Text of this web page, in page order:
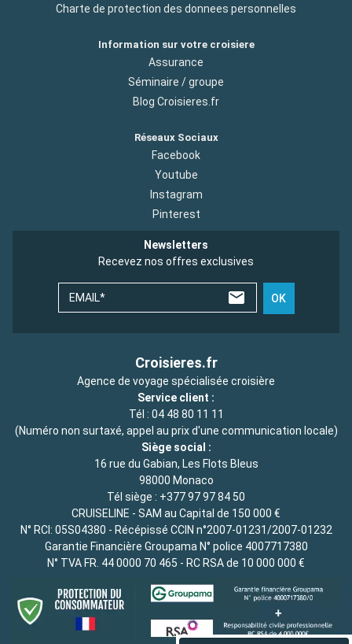
Charte de protection des donnees personnelles
Information sur votre croisiere
Assurance
Séminaire / groupe
Blog Croisieres.fr
Réseaux Sociaux
Facebook
Youtube
Instagram
Pinterest
Newsletters
Recevez nos offres exclusives
EMAIL* OK
Croisieres.fr
Agence de voyage spécialisée croisière
Service client :
Tél : 04 48 80 11 11
(Numéro non surtaxé, appel au prix d'une communication locale)
Siège social :
16 rue du Gabian, Les Flots Bleus
98000 Monaco
Tél siège : +377 97 97 84 50
CRUISELINE - SAM au Capital de 150 000 €
N° RCI: 05S04380 - Récépissé CCIN n°2007-01231/2007-01232
Garantie Financière Groupama N° police 4007717380
N° TVA FR. 44 0000 70 465 - RC RSA de 10 000 000 €